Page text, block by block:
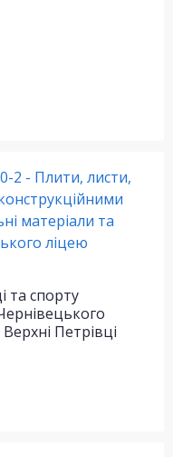
2 - Плити, листи,
матеріали та
ліцею
та спорту
Петрівці